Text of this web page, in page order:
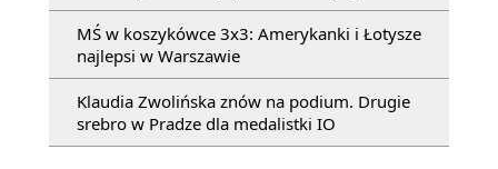
MŚ w koszykówce 3x3: Amerykanki i Łotysze
najlepsi w Warszawie
Klaudia Zwolińska znów na podium. Drugie
srebro w Pradze dla medalistki IO